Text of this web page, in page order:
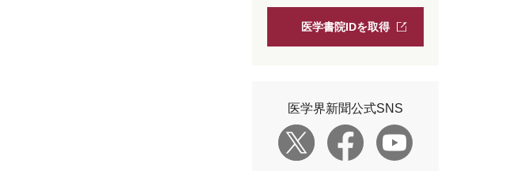
医学書院IDを取得
医学界新聞公式SNS